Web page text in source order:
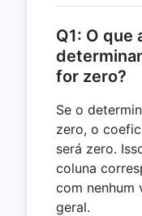
Q1: O que
for zero?
Se o
zero, o
será zero.
coluna
com nenhum
geral.